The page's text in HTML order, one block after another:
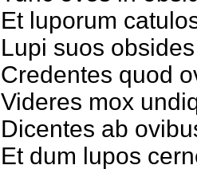
Et luporum
Lupi suos
Credentes quod
Videres mox
Dicentes ab
Et dum lupos